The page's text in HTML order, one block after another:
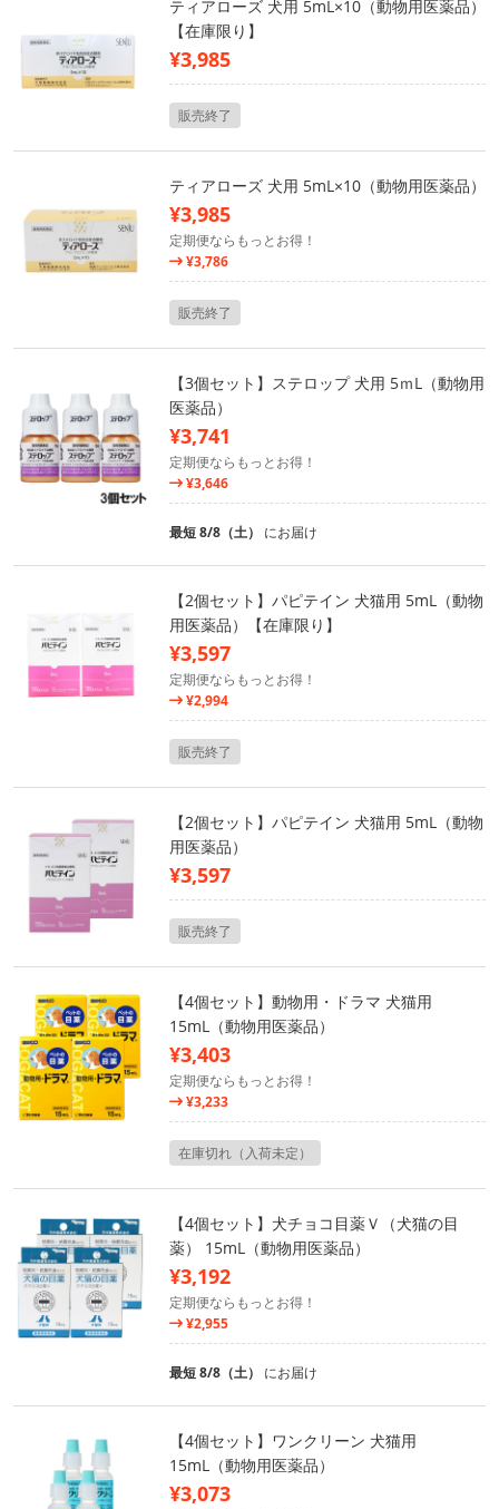
ティアローズ 犬用 5mL×10（動物用医薬品）
【在庫限り】
¥3,985
販売終了
ティアローズ 犬用 5mL×10（動物用医薬品）
¥3,985
定期便ならもっとお得！
¥3,786
販売終了
【3個セット】ステロップ 犬用 5ｍL（動物用
医薬品）
¥3,741
定期便ならもっとお得！
¥3,646
最短 8/8（土） にお届け
【2個セット】パピテイン 犬猫用 5mL（動物
用医薬品）【在庫限り】
¥3,597
定期便ならもっとお得！
¥2,994
販売終了
【2個セット】パピテイン 犬猫用 5mL（動物
用医薬品）
¥3,597
販売終了
【4個セット】動物用・ドラマ 犬猫用
15mL（動物用医薬品）
¥3,403
定期便ならもっとお得！
¥3,233
在庫切れ（入荷未定）
【4個セット】犬チョコ目薬Ｖ（犬猫の目
薬） 15mL（動物用医薬品）
¥3,192
定期便ならもっとお得！
¥2,955
最短 8/8（土） にお届け
【4個セット】ワンクリーン 犬猫用
15mL（動物用医薬品）
¥3,073